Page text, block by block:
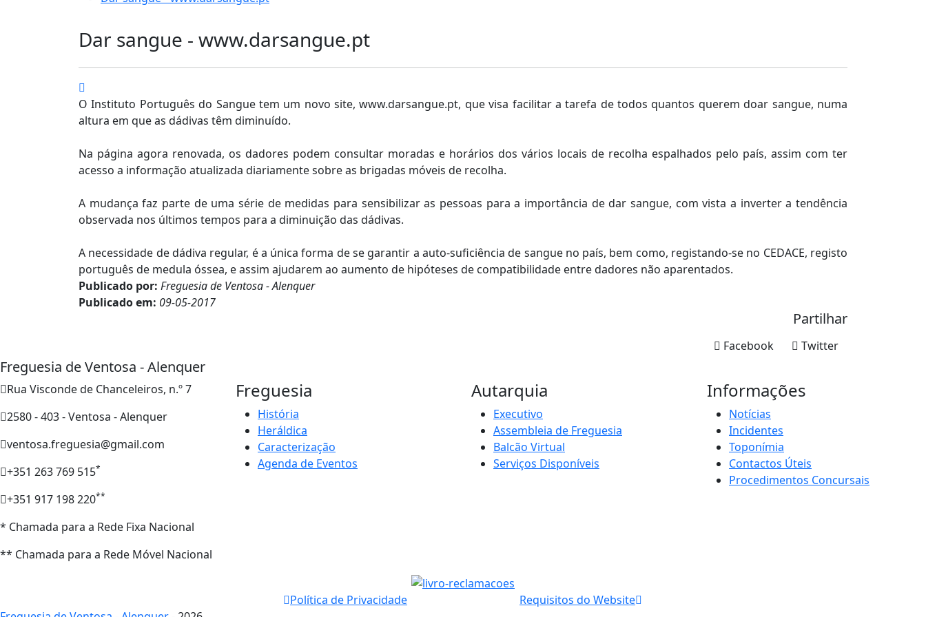
Dar sangue - www.darsangue.pt
O Instituto Português do Sangue tem um novo site, www.darsangue.pt, que visa facilitar a tarefa de todos quantos querem doar sangue, numa
altura em que as dádivas têm diminuído.
Na página agora renovada, os dadores podem consultar moradas e horários dos vários locais de recolha espalhados pelo país, assim com ter
acesso a informação atualizada diariamente sobre as brigadas móveis de recolha.
A mudança faz parte de uma série de medidas para sensibilizar as pessoas para a importância de dar sangue, com vista a inverter a tendência
observada nos últimos tempos para a diminuição das dádivas.
A necessidade de dádiva regular, é a única forma de se garantir a auto-suficiência de sangue no país, bem como, registando-se no CEDACE, registo
português de medula óssea, e assim ajudarem ao aumento de hipóteses de compatibilidade entre dadores não aparentados.
Publicado por: Freguesia de Ventosa - Alenquer
Publicado em: 09-05-2017
Partilhar
Twitter
Facebook
Freguesia de Ventosa - Alenquer
Rua Visconde de Chanceleiros, n.º 7
2580 - 403 - Ventosa - Alenquer
ventosa.freguesia@gmail.com
+351 263 769 515*
+351 917 198 220**
* Chamada para a Rede Fixa Nacional
** Chamada para a Rede Móvel Nacional
Freguesia
História
Heráldica
Caracterização
Agenda de Eventos
Autarquia
Executivo
Assembleia de Freguesia
Balcão Virtual
Serviços Disponíveis
Informações
Notícias
Incidentes
Toponímia
Contactos Úteis
Procedimentos Concursais
Política de Privacidade
Requisitos do Website